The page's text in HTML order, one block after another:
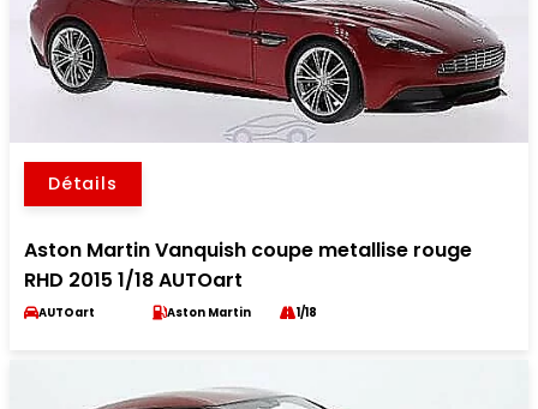
Détails
Aston Martin Vanquish coupe metallise rouge
RHD 2015 1/18 AUTOart
AUTOart Aston Martin 1/18